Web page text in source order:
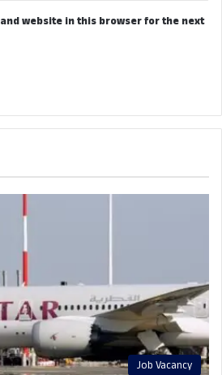
website in this browser for the next
Job Vacancy